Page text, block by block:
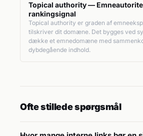
Topical authority —
rankingsignal
Topical authority er graden af
tilskriver dit domæne. Det bygges ved
dække et emnedomæne med
dybdegående indhold.
Ofte stillede spørgsmål